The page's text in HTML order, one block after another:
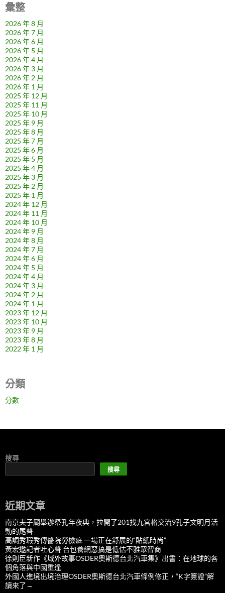
彙整
2026 年 8 月
2026 年 7 月
2026 年 6 月
2026 年 5 月
2026 年 4 月
2026 年 3 月
2026 年 2 月
2026 年 1 月
2025 年 12 月
2025 年 11 月
2025 年 10 月
2025 年 9 月
2025 年 8 月
2025 年 7 月
2025 年 6 月
2025 年 5 月
2025 年 4 月
2025 年 3 月
2025 年 2 月
2025 年 1 月
2024 年 12 月
2024 年 11 月
2024 年 10 月
2024 年 9 月
2024 年 8 月
2024 年 7 月
2024 年 6 月
2024 年 5 月
2024 年 4 月
2024 年 3 月
2024 年 2 月
2024 年 1 月
2023 年 12 月
2023 年 10 月
2023 年 9 月
2023 年 8 月
2022 年 1 月
分類
分數
搜尋
搜尋
近期文章
南京夫子廟舉辦祭孔年夜典，拉開了201找九宮格交流9孔子文明月活
動的尾聲
高調秀瑕秀傳醫院勞檢疵 一場正在舒展的“貼紙時尚”
黃宏邀記者吐心聲 台包養網惡搞是低估不雅眾智商
徐則臣新作《域外故事OSDER奧斯德台北汽車集》出書：在地球的各
個角落與中國重逢
外國人進境出境治理OSDER奧斯德台北汽車條例修正，“K字簽證”解
讀來了→